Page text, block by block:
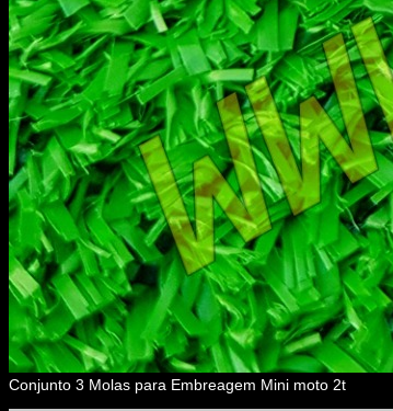
Conjunto 3 Molas para Embreagem Mini moto 2t